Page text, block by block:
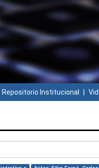
Repositorio Institucional